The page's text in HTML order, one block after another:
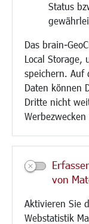
Status
Das brain-
Local Storage,
speichern. Auf
Daten können
Dritte nicht
von
Aktivieren Sie
Webstatistik
Bebauungsplanung
Verkehr/Mobilität
Glasfaserausbau
Aktuelle Baustellen
Paddelteich
CINDY S
Kultur/Freizeit/
Veranstaltungen
Neue Stadthalle
Bäder
Musikschule